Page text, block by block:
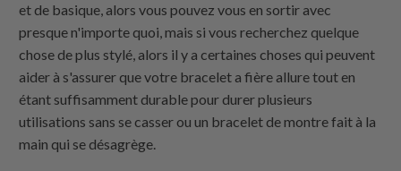
et de basique, alors vous pouvez vous en sortir avec
presque n'importe quoi, mais si vous recherchez quelque
chose de plus stylé, alors il y a certaines choses qui peuvent
aider à s'assurer que votre bracelet a fière allure tout en
étant suffisamment durable pour durer plusieurs
utilisations sans se casser ou un bracelet de montre fait à la
main qui se désagrège.